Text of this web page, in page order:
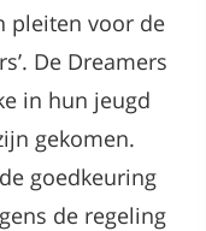
pleiten voor de
De Dreamers
in hun jeugd
gekomen.
goedkeuring
de regeling